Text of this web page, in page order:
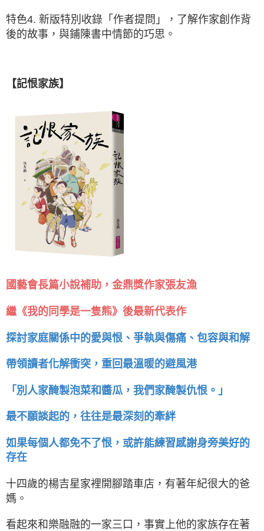
特色4. 新版特別收錄「作者提問」，了解作家創作背
後的故事，與鋪陳書中情節的巧思。
【記恨家族】
國藝會長篇小說補助，金鼎獎作家張友漁
繼《我的同學是一隻熊》後最新代表作
探討家庭關係中的愛與恨、爭執與傷痛、包容與和解
帶領讀者化解衝突，重回最溫暖的避風港
「別人家醃製泡菜和醬瓜，我們家醃製仇恨。」
最不願談起的，往往是最深刻的牽絆
如果每個人都免不了恨，或許能練習感謝身旁美好的
存在
十四歲的楊吉星家裡開腳踏車店，有著年紀很大的爸
媽。
看起來和樂融融的一家三口，事實上他的家族存在著